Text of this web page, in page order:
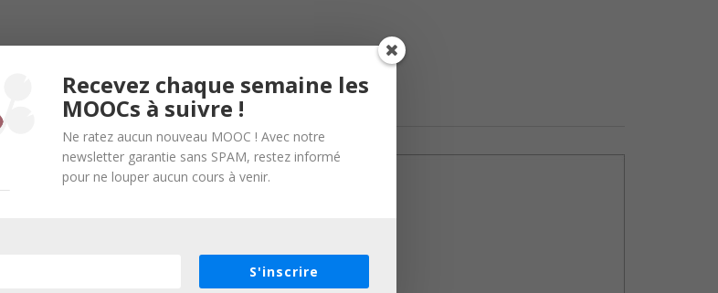
digitale !
Recevez chaque semaine les
MOOCs à suivre !
Ne ratez aucun nouveau MOOC ! Avec notre
newsletter garantie sans SPAM, restez informé
pour ne louper aucun cours à venir.
S'inscrire